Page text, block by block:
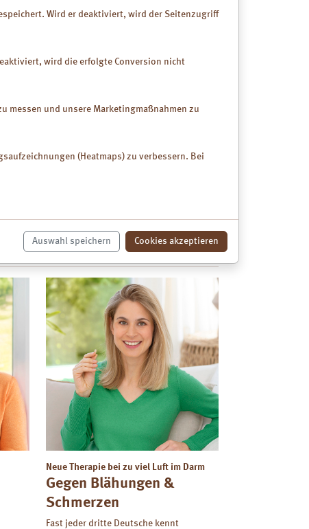
mikrofein Durchfall hat ein besonderes
deren Therapien erfahren
Neue Therapie bei zu viel Luft im Darm
Gegen Blähungen &
Schmerzen
Fast jeder dritte Deutsche kennt
Wird er deaktiviert, wird der Seitenzugriff
wird die erfolgte Conversion nicht
messen und unsere Marketingmaßnahmen zu
(Heatmaps) zu verbessern. Bei
Auswahl speichern Cookies akzeptieren